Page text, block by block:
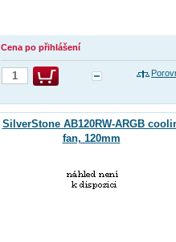
Cena po přihlášení
SilverStone AB120RW-ARGB
fan, 120mm